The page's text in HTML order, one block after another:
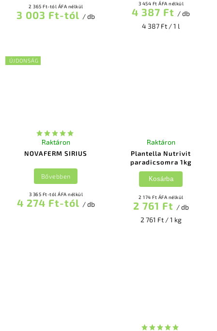
2 365 Ft-tól ÁFA nélkül
3 003 Ft-tól / db
3 454 Ft ÁFA nélkül
4 387 Ft / db
4 387 Ft / 1 l
ÚJDONSÁG
NOVAFERM SIRIUS
Raktáron
3 365 Ft-tól ÁFA nélkül
4 274 Ft-tól / db
Bővebben
Plantella Nutrivit
paradicsomra 1kg
Raktáron
2 174 Ft ÁFA nélkül
2 761 Ft / db
2 761 Ft / 1 kg
Kosárba